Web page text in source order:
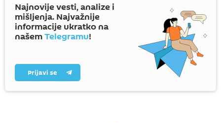
Najnovije vesti, analize i
mišljenja. Najvažnije
informacije ukratko na
našemTelegramu!
Prijavi se